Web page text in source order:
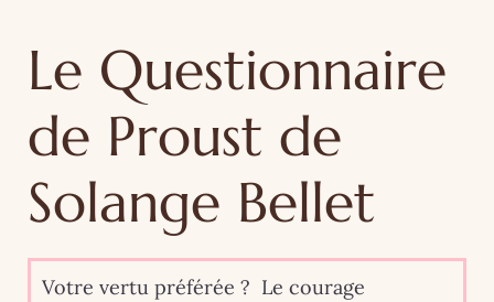
Le Questionnaire
de Proust de
Solange Bellet
Votre vertu préférée ? Le courage